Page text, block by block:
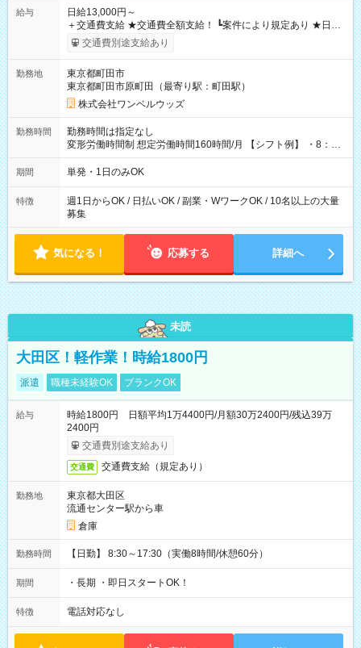
給与
日給13,000円～
＋交通費支給 ★交通費全額支給！ ┗案件により規定あり ★日払
いOK！（規定あり） ┗働いたその日に現金GET♪ お仕事後はコ
ンビニATMから 日払い分を引き落とせます！ 【試用期間】試
交通費別途支給あり
勤務地
東京都町田市
東京都町田市原町田（最寄り駅：町田駅）
株式会社ワンベルウッズ
勤務時間
勤務時間は指定なし
変形労働時間制 想定労働時間160時間/月 【シフト例】 ・8：00
～21：00
期間 単発・1日のみOK
特徴
週1日からOK / 日払いOK / 副業・WワークOK / 10名以上の大量
募集
気になる！ 応募する 詳細へ
未読
大田区！軽作業！時給1800円
派遣 職種未経験OK ブランクOK
給与
時給1800円 日額平均1万4400円/月額30万2400円/残込39万
2400円
交通費別途支給あり
交通費 交通費支給（規定あり）
勤務地
東京都大田区
流通センター駅から車
倉庫
勤務時間 【日勤】 8:30～17:30（実働8時間/休憩60分）
期間 ・長期 ・即日スタートOK！
特徴 電話対応なし